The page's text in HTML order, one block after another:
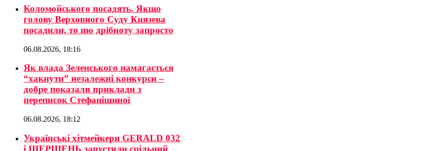
Коломойського посадять. Якщо
голову Верховного Суду Князева
посадили, то цю дрібноту запросто
06.08.2026, 18:16
Як влада Зеленського намагається
“хакнути” незалежні конкурси –
добре показали приклади з
переписок Стефанішиної
06.08.2026, 18:12
Українські хітмейкери GERALD 032
і ШЕРШЕНЬ запустили спільний